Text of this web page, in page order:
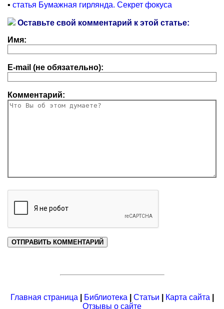
▪ статья Бумажная гирлянда. Секрет фокуса
Оставьте свой комментарий к этой статье:
Имя:
E-mail (не обязательно):
Комментарий:
Главная страница Библиотека Статьи Карта сайта
Отзывы о сайте